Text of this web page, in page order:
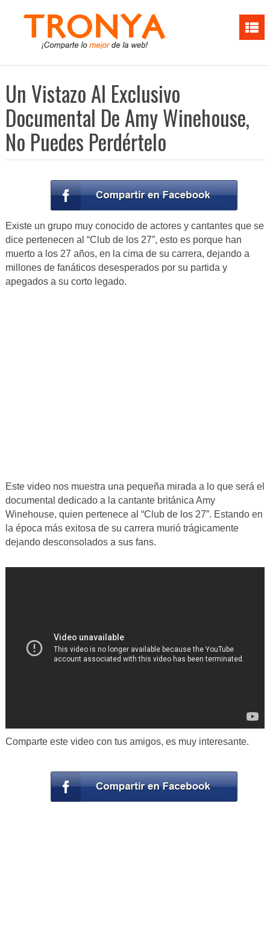
Un Vistazo Al Exclusivo
Documental De Amy Winehouse,
No Puedes Perdértelo
Existe un grupo muy conocido de actores y cantantes que se
dice pertenecen al “Club de los 27”, esto es porque han
muerto a los 27 años, en la cima de su carrera, dejando a
millones de fanáticos desesperados por su partida y
apegados a su corto legado.
Este video nos muestra una pequeña mirada a lo que será el
documental dedicado a la cantante británica Amy
Winehouse, quien pertenece al “Club de los 27”. Estando en
la época más exitosa de su carrera murió trágicamente
dejando desconsolados a sus fans.
Comparte este video con tus amigos, es muy interesante.